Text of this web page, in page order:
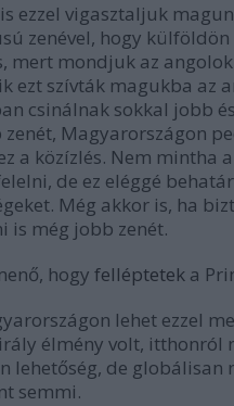
ezzel vigasztaljuk
zenével, hogy
mert mondjuk az angolok
ezt szívták magukba az
csinálnak sokkal jobb és
Magyarországon
a közízlés. Nem mintha
de ez eléggé
Még akkor is, ha
is még jobb zenét.
hogy felléptetek a
lehet ezzel
élmény volt, itthonról
lehetőség, de globálisan
semmi.